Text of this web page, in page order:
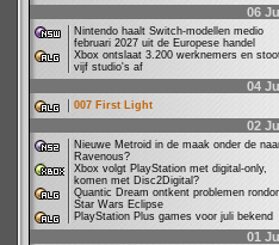
06
Nintendo haalt Switch-modellen medio
februari 2027 uit de Europese handel
Xbox ontslaat 3.200 werknemers en
vijf studio's af
04
007 First Light
02
Nieuwe Metroid in de maak onder de
Ravenous?
Xbox volgt PlayStation met digital-only,
komen met Disc2Digital?
Quantic Dream ontkent problemen
Star Wars Eclipse
PlayStation Plus games voor juli bekend
01